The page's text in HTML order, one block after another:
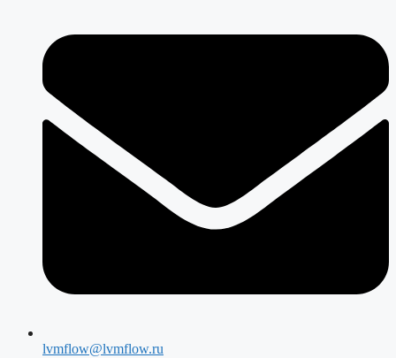
lvmflow@lvmflow.ru